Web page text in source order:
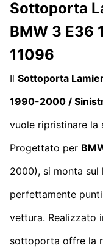
Sottoporta
BMW 3
11096
Il Sottoporta
1990-2000 /
vuole ripristinare la
Progettato per
2000), si monta
perfettamente
vettura. Realizzato
sottoporta offre la